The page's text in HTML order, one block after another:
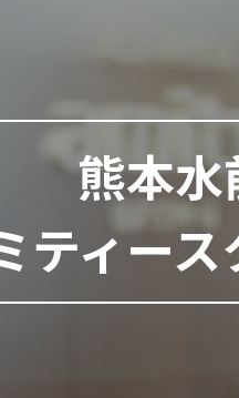
熊本水
ティー